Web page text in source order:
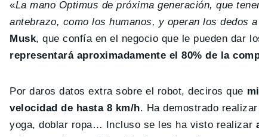
«La mano Optimus de próxima generación, que
antebrazo, como los humanos, y operan los dedos
Musk, que confía en el negocio que le pueden dar
representará aproximadamente el 80% de la
Por daros datos extra sobre el robot, deciros que
velocidad de hasta 8 km/h. Ha demostrado
yoga, doblar ropa… Incluso se les ha visto realizar